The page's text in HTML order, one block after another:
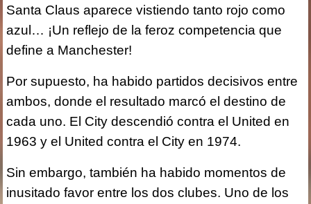
Santa Claus aparece vistiendo tanto rojo como
azul… ¡Un reflejo de la feroz competencia que
define a Manchester!
Por supuesto, ha habido partidos decisivos entre
ambos, donde el resultado marcó el destino de
cada uno. El City descendió contra el United en
1963 y el United contra el City en 1974.
Sin embargo, también ha habido momentos de
inusitado favor entre los dos clubes. Uno de los